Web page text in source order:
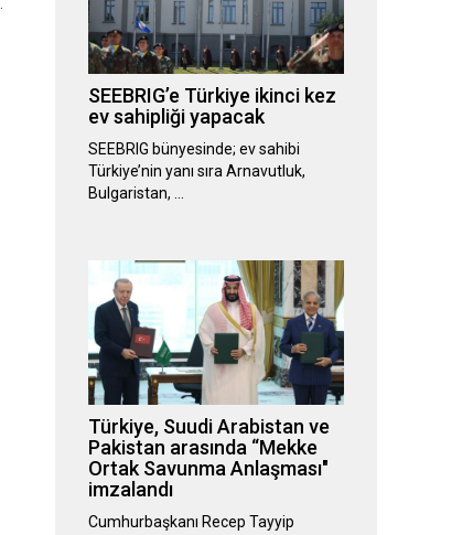
SEEBRIG’e Türkiye ikinci kez
ev sahipliği yapacak
SEEBRIG bünyesinde; ev sahibi
Türkiye’nin yanı sıra Arnavutluk,
Bulgaristan, …
Türkiye, Suudi Arabistan ve
Pakistan arasında “Mekke
Ortak Savunma Anlaşması"
imzalandı
Cumhurbaşkanı Recep Tayyip